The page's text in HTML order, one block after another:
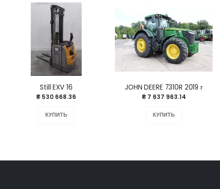
Still EXV 16
₴ 530 668.36
КУПИТЬ
JOHN DEERE 7310R 2019 г
₴ 7 637 963.14
КУПИТЬ